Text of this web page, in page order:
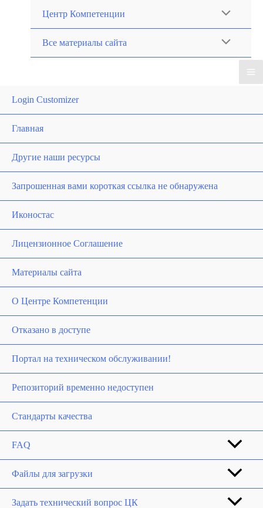
содержимому
Центр Компетенции
Все материалы сайта
Login Customizer
Главная
Другие наши ресурсы
Запрошенная вами короткая ссылка не обнаружена
Иконостас
Лицензионное Соглашение
Материалы сайта
О Центре Компетенции
Отказано в доступе
Портал на техническом обслуживании!
Репозиторий временно недоступен
Стандарты качества
FAQ
Файлы для загрузки
Задать технический вопрос ЦК